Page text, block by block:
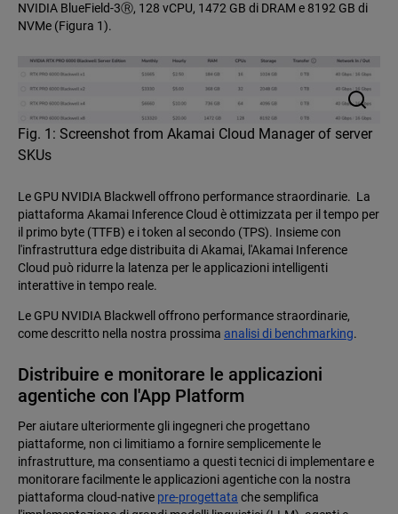
NVIDIA BlueField-3Ⓡ, 128 vCPU, 1472 GB di DRAM e 8192 GB di
NVMe (Figura 1).
Fig. 1: Screenshot from Akamai Cloud Manager of server
SKUs
Le GPU NVIDIA Blackwell offrono performance straordinarie. La
piattaforma Akamai Inference Cloud è ottimizzata per il tempo per
il primo byte (TTFB) e i token al secondo (TPS). Insieme con
l'infrastruttura edge distribuita di Akamai, l'Akamai Inference
Cloud può ridurre la latenza per le applicazioni intelligenti
interattive in tempo reale.
Le GPU NVIDIA Blackwell offrono performance straordinarie,
come descritto nella nostra prossima analisi di benchmarking.
Distribuire e monitorare le applicazioni
agentiche con l'App Platform
Per aiutare ulteriormente gli ingegneri che progettano
piattaforme, non ci limitiamo a fornire semplicemente le
infrastrutture, ma consentiamo a questi tecnici di implementare e
monitorare facilmente le applicazioni agentiche con la nostra
piattaforma cloud-native pre-progettata che semplifica